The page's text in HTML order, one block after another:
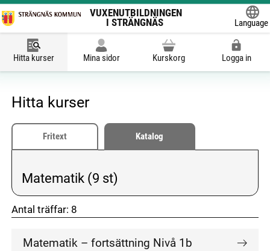
VUXENUTBILDNINGEN
I STRÄNGNÄS
Language
Hitta kurser Mina sidor Kurskorg Logga in
Hitta kurser
Fritext Katalog
Vald kategori:
Matematik (9 st)
Antal träffar: 8
don't click me don't click me
Matematik – fortsättning Nivå 1b